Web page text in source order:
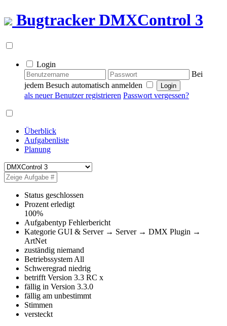
BugtrackerDMXControl 3
Login
Bei
jedem Besuch automatisch anmelden
als neuer Benutzer registrieren Passwort vergessen?
Überblick
Aufgabenliste
Planung
Status geschlossen
Prozent erledigt
100%
Aufgabentyp Fehlerbericht
Kategorie GUI & Server → Server → DMX Plugin →
ArtNet
zuständig niemand
Betriebssystem All
Schweregrad niedrig
betrifft Version 3.3 RC x
fällig in Version 3.3.0
fällig am unbestimmt
Stimmen
versteckt